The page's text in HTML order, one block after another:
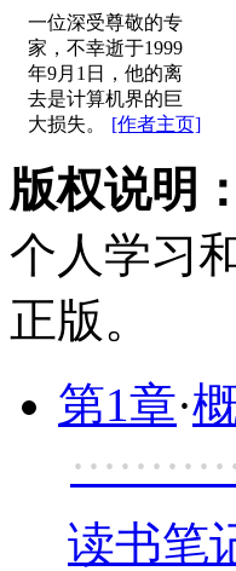
一位深受尊敬的专
家，不幸逝于1999
年9月1日，他的离
去是计算机界的巨
大损失。
[作者主页]
版权说明：
个人学习
正版。
第1章·
读书笔